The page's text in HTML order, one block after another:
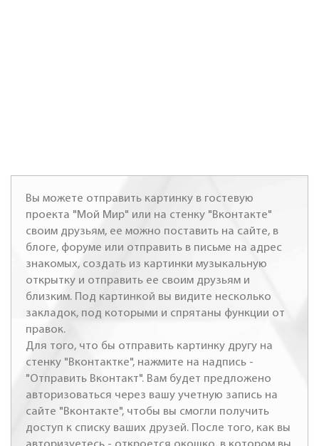
Вы можете отправить картинку в гостевую
проекта "Мой Мир" или на стенку "Вконтакте"
своим друзьям, ее можно поставить на сайте, в
блоге, форуме или отправить в письме на адрес
знакомых, создать из картинки музыкальную
открытку и отправить ее своим друзьям и
близким. Под картинкой вы видите несколько
закладок, под которыми и спрятаны функции от
правок.
Для того, что бы отправить картинку другу на
стенку "Вконтактке", нажмите на надпись -
"Отправить Вконтакт". Вам будет предложено
авторизоваться через вашу учетную запись на
сайте "Вконтакте", чтобы вы смогли получить
доступ к списку ваших друзей. После того, как вы